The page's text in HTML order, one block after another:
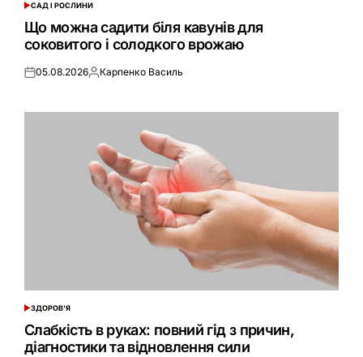
ОПУБЛІКУВАТИ
У
САД І РОСЛИНИ
Що можна садити біля кавунів для
соковитого і солодкого врожаю
Оприлюднено
05.08.2026Опубліковано
Карпенко Василь
ОПУБЛІКУВАТИ
ЗДОРОВ'Я
Слабкість в руках: повний гід з причин,
діагностики та відновлення сили